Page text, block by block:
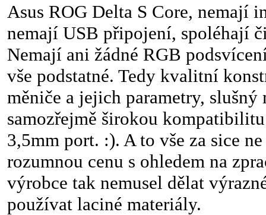
Asus ROG Delta S Core, nemají
nemají USB připojení, spoléhají
Nemají ani žádné RGB
vše podstatné. Tedy kvalitní
měniče a jejich parametry, slušný
samozřejmě širokou
3,5mm port. :). A to vše za sice
rozumnou cenu s ohledem na
výrobce tak nemusel dělat
používat laciné materiály.